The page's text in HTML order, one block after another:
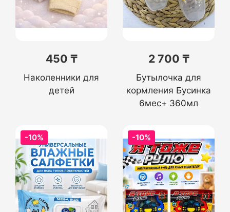
450 ₸
Наколенники для
детей
2 700 ₸
Бутылочка для
кормления Бусинка
6мес+ 360мл
-10% -10%